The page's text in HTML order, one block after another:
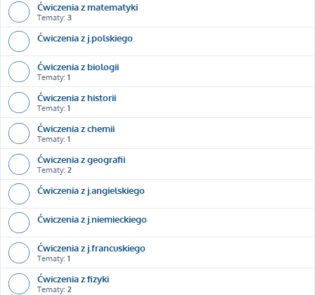
Ćwiczenia z matematyki
Tematy: 3
Ćwiczenia z j.polskiego
Ćwiczenia z biologii
Tematy: 1
Ćwiczenia z historii
Tematy: 1
Ćwiczenia z chemii
Tematy: 1
Ćwiczenia z geografii
Tematy: 2
Ćwiczenia z j.angielskiego
Ćwiczenia z j.niemieckiego
Ćwiczenia z j.francuskiego
Tematy: 1
Ćwiczenia z fizyki
Tematy: 2